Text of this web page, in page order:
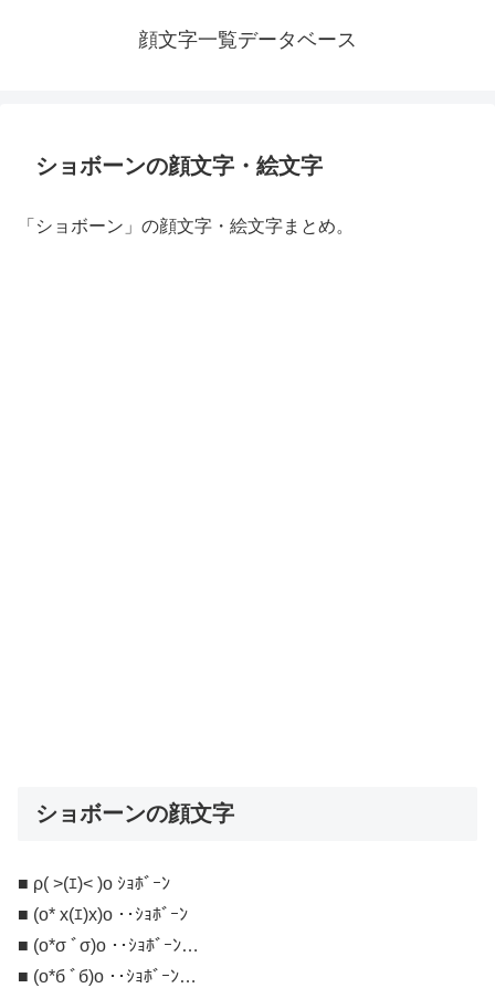
顔文字一覧データベース
ショボーンの顔文字・絵文字
「ショボーン」の顔文字・絵文字まとめ。
ショボーンの顔文字
■ ρ( >(ｴ)< )o ｼｮﾎﾞｰﾝ
■ (o* x(ｴ)x)o ･･ｼｮﾎﾞｰﾝ
■ (o*σ ﾞσ)o ･･ｼｮﾎﾞｰﾝ…
■ (o*б ﾞб)o ･･ｼｮﾎﾞｰﾝ…